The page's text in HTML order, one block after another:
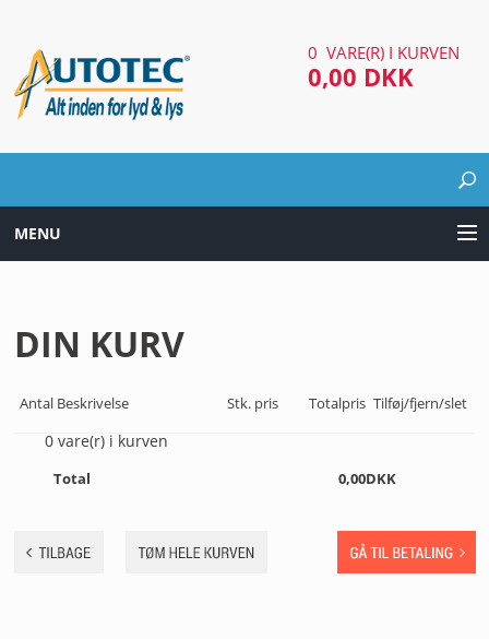
0 VARE(R) I KURVEN
0,00 DKK
MENU
AUTOMOTIV UDSTYR
ARBEJDS & SØGELYGTER
EL UDSTYR
RESTSALG
DIN KURV
AntalBeskrivelse Stk. pris Totalpris Tilføj/fjern/slet
0vare(r) i kurven
Total 0,00DKK